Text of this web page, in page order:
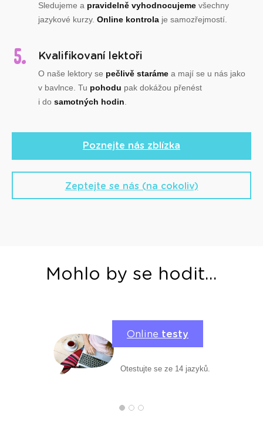
Sledujeme a pravidelně vyhodnocujeme všechny
jazykové kurzy. Online kontrola je samozřejmostí.
Kvalifikovaní lektoři
O naše lektory se pečlivě staráme a mají se u nás jako
v bavlnce. Tu pohodu pak dokážou přenést
i do samotných hodin
Poznejte nás zblízka
Zeptejte se nás (na cokoliv)
Mohlo by se hodit...
Online testy
Otestujte se ze 14 jazyků.